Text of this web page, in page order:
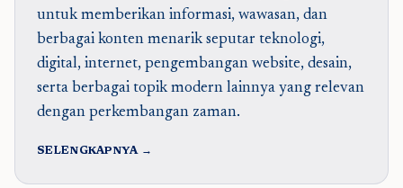
untuk memberikan informasi, wawasan, dan
berbagai konten menarik seputar teknologi,
digital, internet, pengembangan website, desain,
serta berbagai topik modern lainnya yang relevan
dengan perkembangan zaman.
SELENGKAPNYA →